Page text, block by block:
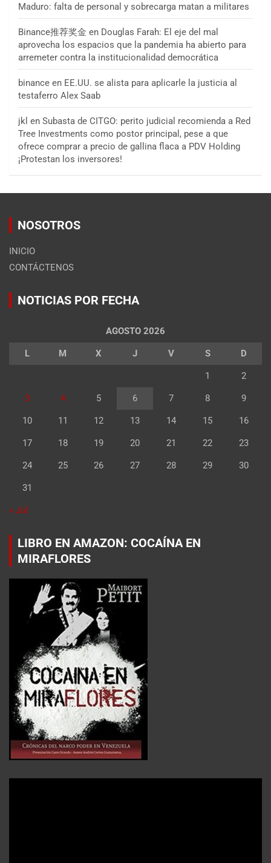
Maduro: falta de personal y sobrecarga matan a militares
Binance推荐奖金 en Douglas Farah: El eje del mal
aprovecha los espacios que la pandemia ha abierto para
arremeter contra la institucionalidad democrática
binance en EE.UU. se alista para aplicarle la justicia al
testaferro Alex Saab
jkl en Subasta de CITGO: perito judicial recomienda a Red
Tree Investments como postor principal, pese a que
ofrece comprar a precio de gallina flaca a PDV Holding
¡Protestan los inversores!
NOSOTROS
INICIO
CONTÁCTENOS
NOTICIAS POR FECHA
AGOSTO 2026
L M X J V S D
1 2
3 4 5 6 7 8 9
10 11 12 13 14 15 16
17 18 19 20 21 22 23
24 25 26 27 28 29 30
31
« Jul
LIBRO EN AMAZON: COCAÍNA EN
MIRAFLORES